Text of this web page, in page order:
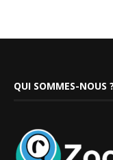
QUI SOMMES-NOUS ?